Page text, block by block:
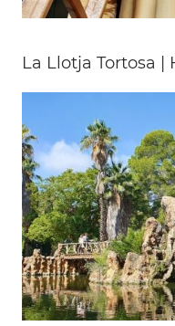
La Llotja Tortosa |